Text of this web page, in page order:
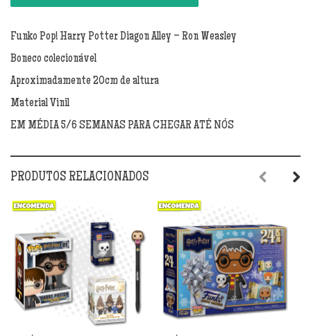
Funko Pop! Harry Potter Diagon Alley – Ron Weasley
Boneco colecionável
Aproximadamente 20cm de altura
Material Vinil
EM MÉDIA 5/6 SEMANAS PARA CHEGAR ATÉ NÓS
PRODUTOS RELACIONADOS